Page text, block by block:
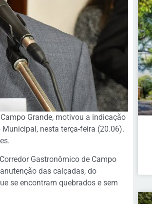
Grande, motivou a indicação
nesta terça-feira (20.06).
Gastronômico de Campo
das calçadas, do
se encontram quebrados e sem